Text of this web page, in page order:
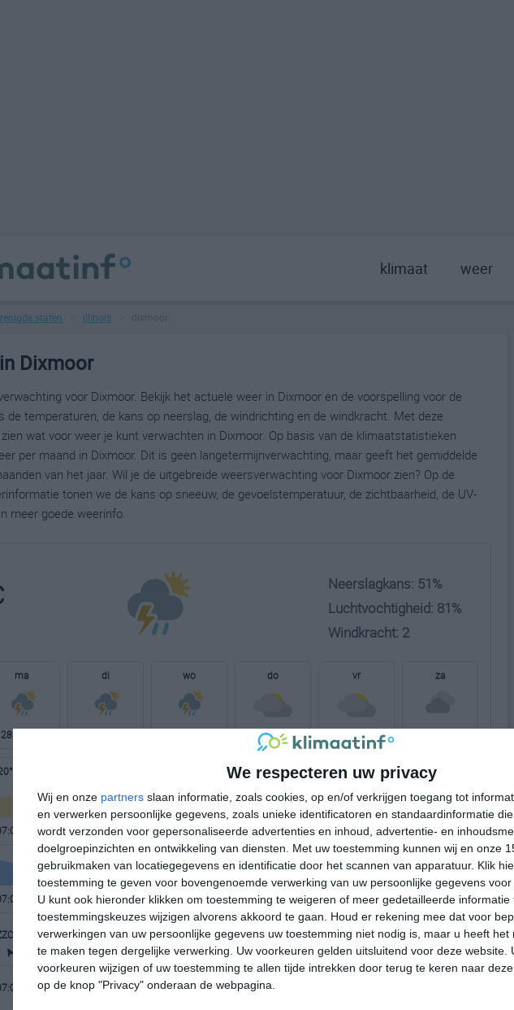
We respecteren uw privacy
Wij en onze partners slaan informatie, zoals cookies, op en/of verkrijgen toegang tot
en verwerken persoonlijke gegevens, zoals unieke identificatoren en standaardinformatie
wordt verzonden voor gepersonaliseerde advertenties en inhoud, advertentie- en
doelgroepinzichten en ontwikkeling van diensten.
Met uw toestemming kunnen wij en onze
gebruikmaken van locatiegegevens en identificatie door het scannen van apparatuur. Klik
toestemming te geven voor bovengenoemde verwerking van uw persoonlijke gegevens voor
U kunt ook hieronder klikken om toestemming te weigeren of meer gedetailleerde informatie
toestemmingskeuzes wijzigen alvorens akkoord te gaan.
Houd er rekening mee dat voor
verwerkingen van uw persoonlijke gegevens uw toestemming niet nodig is, maar u heeft het
te maken tegen dergelijke verwerking. Uw voorkeuren gelden uitsluitend voor deze website.
voorkeuren wijzigen of uw toestemming te allen tijde intrekken door terug te keren naar
op de knop "Privacy" onderaan de webpagina.
klimaat weer
staten illinois
Dixmoor
voor Dixmoor. Bekijk het actuele weer in Dixmoor en de voorspelling voor de
de temperaturen, de kans op neerslag, de windrichting en de windkracht. Met deze
wat voor weer je kunt verwachten in Dixmoor. Op basis van de klimaatstatistieken
per maand in Dixmoor. Dit is geen langetermijnverwachting, maar geeft het gemiddelde
van het jaar. Wil je de uitgebreide weersverwachting voor Dixmoor zien? Op de
tonen we de kans op sneeuw, de gevoelstemperatuur, de zichtbaarheid, de UV-
meer goede weerinfo.
Neerslagkans: 51%
Luchtvochtigheid: 81%
Windkracht: 2
ma
28°
di wo do
25° 19°
vr
17°
za
28°C 26°C 24°C 23°C
10:00 13:00 16:00 19:00 22:00 01:00
10:00 13:00 16:00 19:00 22:00 01:00
2 Z 2 ZZW 3 ZZW 3 Z 3 ZW 3 ZW 2
10:00 13:00 16:00